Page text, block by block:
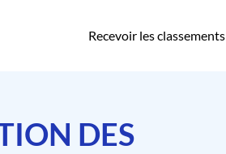
Recevoir les classements
DES